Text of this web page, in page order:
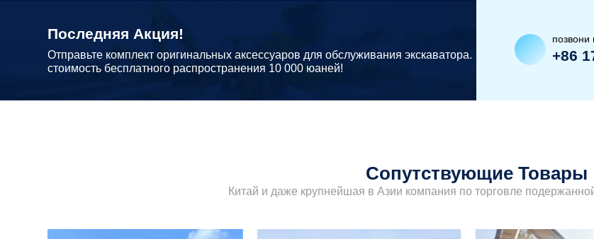
Последняя Акция!
Отправьте комплект оригинальных аксессуаров для обслуживания экскаватора.
стоимость бесплатного распространения 10 000 юаней!
+86
Сопутствующие Товары
Китай и даже крупнейшая в Азии компания по торговле